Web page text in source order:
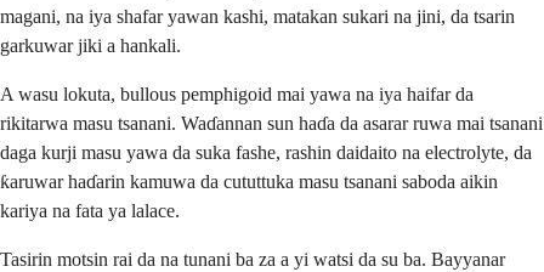
magani, na iya shafar yawan kashi, matakan sukari na jini, da tsarin
garkuwar jiki a hankali.
A wasu lokuta, bullous pemphigoid mai yawa na iya haifar da
rikitarwa masu tsanani. Waɗannan sun haɗa da asarar ruwa mai tsanani
daga kurji masu yawa da suka fashe, rashin daidaito na electrolyte, da
ƙaruwar haɗarin kamuwa da cututtuka masu tsanani saboda aikin
kariya na fata ya lalace.
Tasirin motsin rai da na tunani ba za a yi watsi da su ba. Bayyanar